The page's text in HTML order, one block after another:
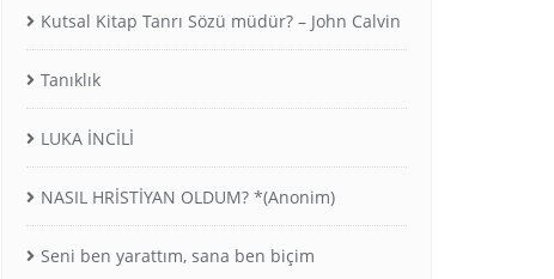
Kutsal Kitap Tanrı Sözü müdür? – John Calvin
Tanıklık
LUKA İNCİLİ
NASIL HRİSTİYAN OLDUM? *(Anonim)
Seni ben yarattım, sana ben biçim